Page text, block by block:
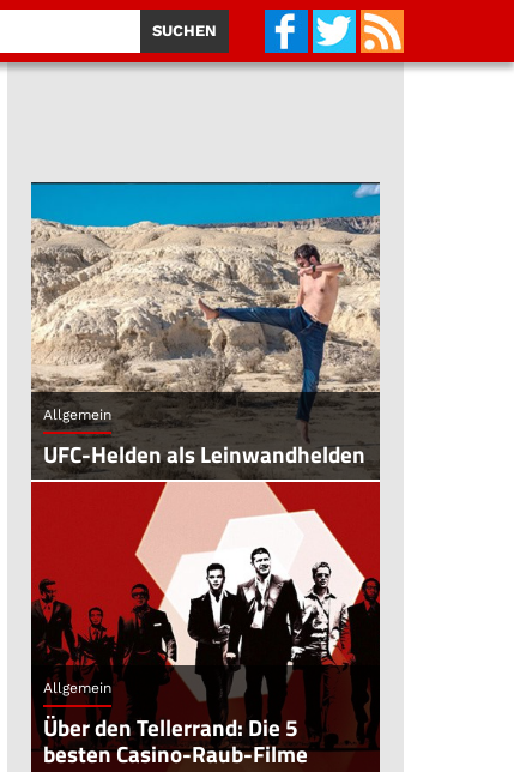
Allgemein
UFC-Helden als Leinwandhelden
Allgemein
Über den Tellerrand: Die 5
besten Casino-Raub-Filme